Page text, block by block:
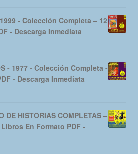
- Colección Completa – 12
- Descarga Inmediata
- 1977 - Colección Completa -
- Descarga Inmediata
DE HISTORIAS COMPLETAS –
En Formato PDF -